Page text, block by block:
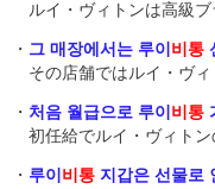
ルイ・ヴィトンは高級
・ 그 매장에서는 루이 비통
その店舗ではルイ・ヴ
・ 처음 월급으로 루이 비통
初任給でルイ・ヴィトン
・ 루이 비통 지갑은 선물로